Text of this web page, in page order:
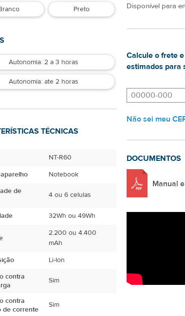
Preto
Autonomia: 2 a 3 horas
Autonomia: ate 2 horas
TÉCNICAS
NT-R60
Notebook
de
4 ou 6 celulas
32Wh ou 49Wh
2.200 ou 4.400
mAh
Li-Ion
contra
Sim
contra
de corrente
Sim
Disponível para
Calcule o frete
estimados para
Não sei meu
DOCUMENTOS
Manual